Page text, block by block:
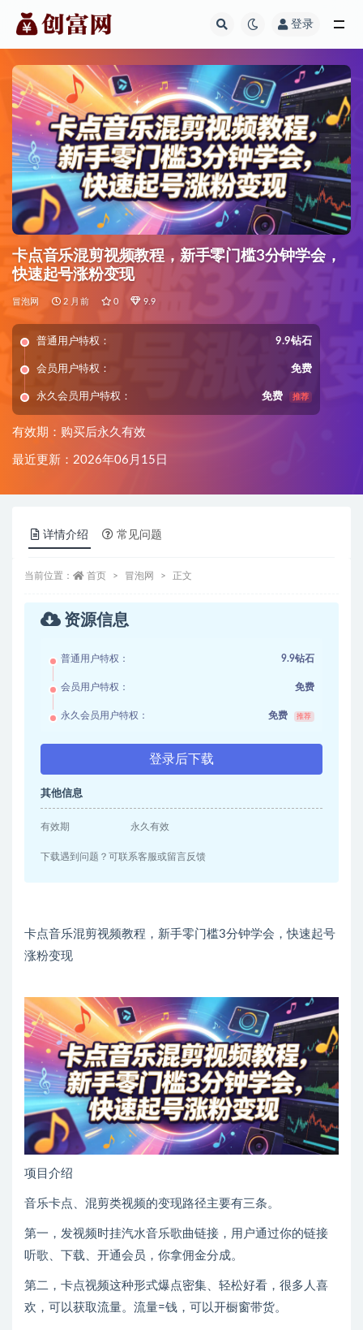
登录
卡点音乐混剪视频教程，新手零门槛3分钟学会，
快速起号涨粉变现
冒泡网 2 月前 0 9.9
普通用户特权： 9.9钻石
会员用户特权： 免费
永久会员用户特权： 免费 推荐
有效期：购买后永久有效
最近更新：2026年06月15日
详情介绍 常见问题
当前位置： 首页 冒泡网 正文
资源信息
普通用户特权： 9.9钻石
会员用户特权： 免费
永久会员用户特权： 免费 推荐
登录后下载
其他信息
有效期 永久有效
下载遇到问题？可联系客服或留言反馈
卡点音乐混剪视频教程，新手零门槛3分钟学会，快速起号
涨粉变现
项目介绍
音乐卡点、混剪类视频的变现路径主要有三条。
第一，发视频时挂汽水音乐歌曲链接，用户通过你的链接
听歌、下载、开通会员，你拿佣金分成。
第二，卡点视频这种形式爆点密集、轻松好看，很多人喜
欢，可以获取流量。流量=钱，可以开橱窗带货。